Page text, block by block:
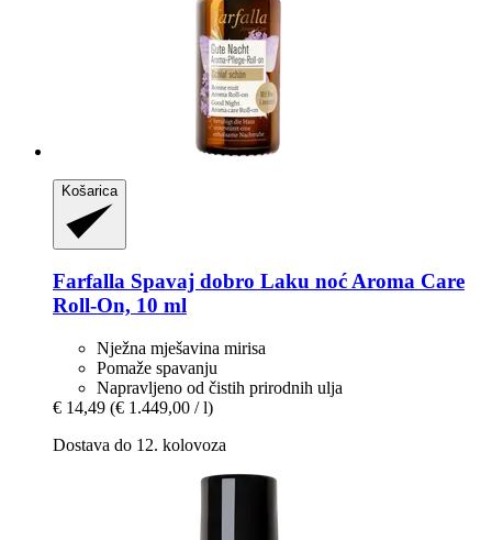
Košarica
Farfalla Spavaj dobro Laku noć Aroma Care
Roll-​On, 10 ml
Nježna mješavina mirisa
Pomaže spavanju
Napravljeno od čistih prirodnih ulja
€ 14,49 (€ 1.449,00 / l)
Dostava do 12. kolovoza